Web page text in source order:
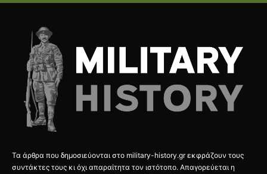
Τα άρθρα που δημοσιεύονται στο military-history.gr εκφράζουν τους
συντάκτες τους κι όχι απαραίτητα τον ιστότοπο. Απαγορεύεται η